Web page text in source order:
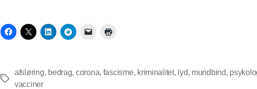
Tags
afsløring, bedrag, corona, fascisme, kriminalitet, lyd, mundbind,
vacciner